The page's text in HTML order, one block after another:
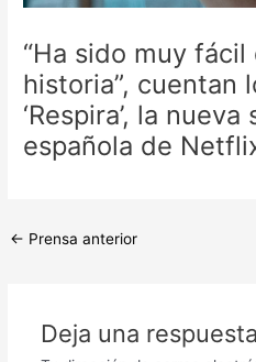
“Ha sido muy
historia”, cuentan
‘Respira’, la
española de
← Prensa anterior
Deja una respuesta